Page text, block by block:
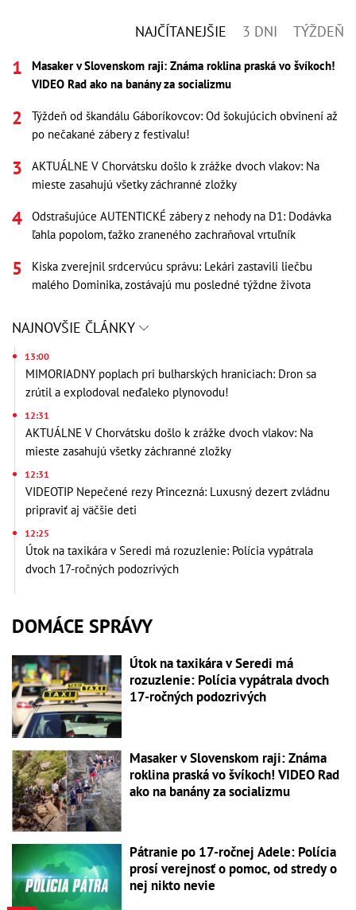
NAJČÍTANEJŠIE 3 DNI TÝŽDEŇ
Masaker v Slovenskom raji: Známa roklina praská vo švíkoch!
VIDEO Rad ako na banány za socializmu
Týždeň od škandálu Gáboríkovcov: Od šokujúcich obvinení až
po nečakané zábery z festivalu!
AKTUÁLNE V Chorvátsku došlo k zrážke dvoch vlakov: Na
mieste zasahujú všetky záchranné zložky
Odstrašujúce AUTENTICKÉ zábery z nehody na D1: Dodávka
ľahla popolom, ťažko zraneného zachraňoval vrtuľník
Kiska zverejnil srdcervúcu správu: Lekári zastavili liečbu
malého Dominika, zostávajú mu posledné týždne života
NAJNOVŠIE ČLÁNKY
13:00
MIMORIADNY poplach pri bulharských hraniciach: Dron sa
zrútil a explodoval neďaleko plynovodu!
12:31
AKTUÁLNE V Chorvátsku došlo k zrážke dvoch vlakov: Na
mieste zasahujú všetky záchranné zložky
12:31
VIDEOTIP Nepečené rezy Princezná: Luxusný dezert zvládnu
pripraviť aj väčšie deti
12:25
Útok na taxikára v Seredi má rozuzlenie: Polícia vypátrala
dvoch 17-ročných podozrivých
DOMÁCE SPRÁVY
Útok na taxikára v Seredi má
rozuzlenie: Polícia vypátrala dvoch
17-ročných podozrivých
Masaker v Slovenskom raji: Známa
roklina praská vo švíkoch! VIDEO Rad
ako na banány za socializmu
Pátranie po 17-ročnej Adele: Polícia
prosí verejnosť o pomoc, od stredy o
nej nikto nevie